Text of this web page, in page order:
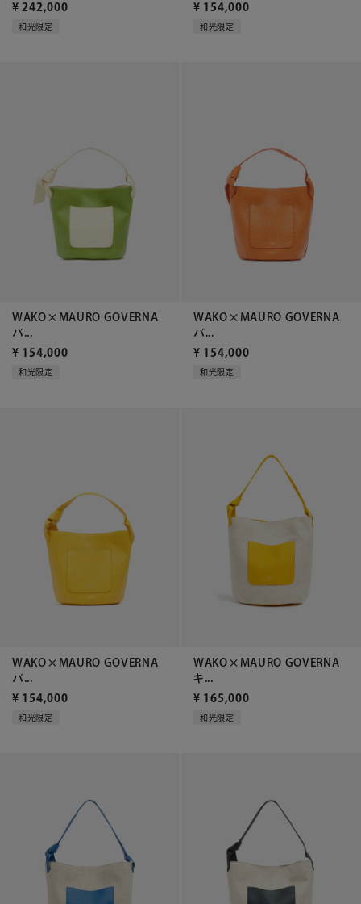
¥ 242,000
和光限定
¥ 154,000
和光限定
WAKO×MAURO GOVERNA
バ...
¥ 154,000
和光限定
WAKO×MAURO GOVERNA
バ...
¥ 154,000
和光限定
WAKO×MAURO GOVERNA
バ...
¥ 154,000
和光限定
WAKO×MAURO GOVERNA
キ...
¥ 165,000
和光限定